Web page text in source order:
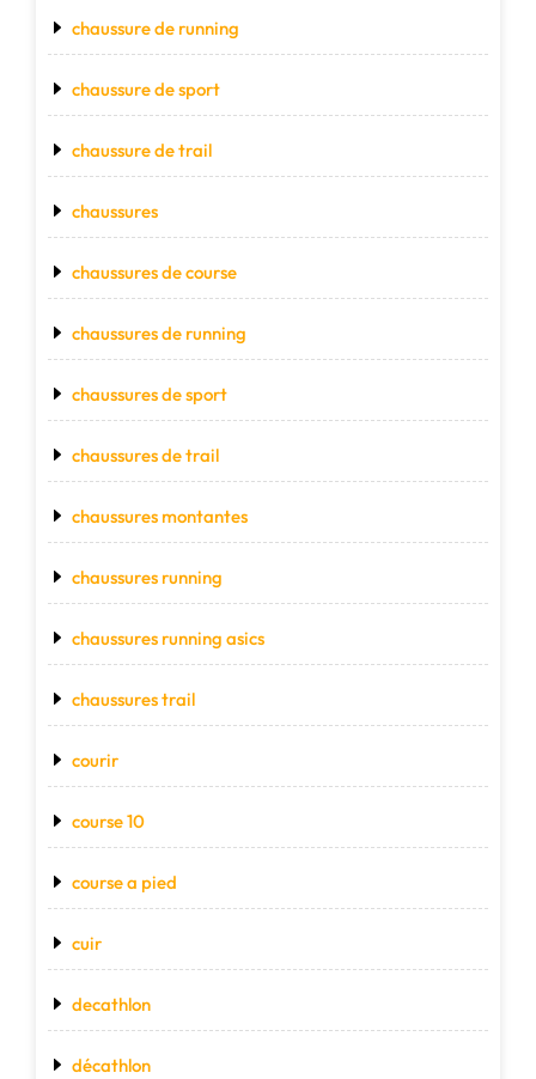
chaussure de running
chaussure de sport
chaussure de trail
chaussures
chaussures de course
chaussures de running
chaussures de sport
chaussures de trail
chaussures montantes
chaussures running
chaussures running asics
chaussures trail
courir
course 10
course a pied
cuir
decathlon
décathlon